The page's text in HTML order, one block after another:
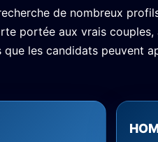
de nombreux
portée aux vrais
les candidats peuvent